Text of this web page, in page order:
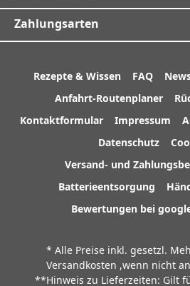
Zahlungsarten
Rezepte & Wissen FAQ
Anfahrt-Routenplaner
Kontaktformular
Impressum
Datenschutz
Versand- und
Batterieentsorgung
Bewertungen bei
* Alle Preise inkl. gesetzl.
Versandkosten ,wenn nicht
**Hinweis zu Lieferzeiten: Gilt